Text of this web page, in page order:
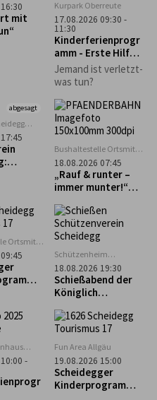
mit
Kurpark Oberreute
17.08.2026 09:30 -
11:30
Kinderferienprogr
amm - Erste Hilfe
Kurs
Jemand ist verletzt-
was tun?
abgesagt
im UG
Bushaltestelle Ortsmitte
Scheidegg
18.08.2026 07:45
„Rauf & runter –
immer munter!“
Pfänder
Ortsmitte
Schützenheim
Scheidegg
(ehem. Lokschuppen)
18.08.2026 19:30
Schießabend der
Königlich
Schützengesellsch
aft Scheidegg
-
Fun Area Allgäu
19.08.2026 15:00
Scheidegger
Kinderprogramm: